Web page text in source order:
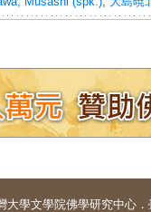
大學文學院佛學研究中心 ．